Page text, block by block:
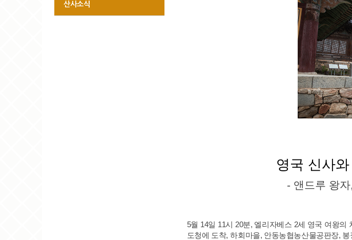
산사소식
영국 신사와
- 앤드루 왕자
5월 14일 11시 20분, 엘리자베스 2세 영국 여왕의
도청에 도착,하회마을, 안동농협농산물공판장, 봉